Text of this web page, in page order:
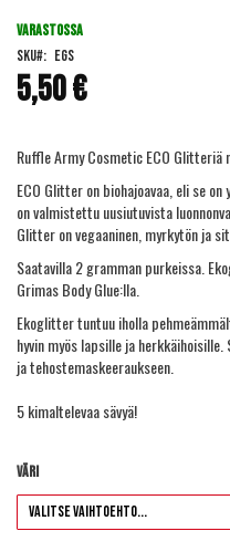
beginning
the
images
gallery
5,50 €
VARASTOSSA
SKU
EGS
Ruffle Army Cosmetic ECO Glitteriä
ECO Glitter on biohajoavaa, eli se
on valmistettu uusiutuvista
Glitter on vegaaninen, myrkytön ja
Saatavilla 2 gramman purkeissa.
Grimas Body Glue:lla.
Ekoglitter tuntuu iholla
hyvin myös lapsille ja
ja tehostemaskeeraukseen.
5 kimaltelevaa sävyä!
Väri